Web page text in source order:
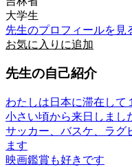
大学生
先生のプロフィールを見
お気に入りに追加
先生の自己紹介
わたしは日本に滞在して
小さい頃から来日しまし
サッカー、バスケ、ラグ
ます
映画鑑賞も好きです